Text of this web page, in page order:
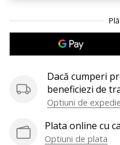
Dacă cumperi
beneficiezi de
Optiuni de
Plata online cu
Optiuni de plata